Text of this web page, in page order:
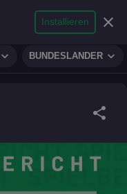
search
Suche
micro
Reporter
person
Login
expand_more BUNDESLÄNDER expand_more
Installieren close
share